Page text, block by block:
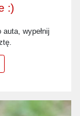
:)
wypełnij